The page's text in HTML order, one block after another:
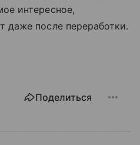
интересное,
даже после переработки.
Поделиться